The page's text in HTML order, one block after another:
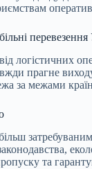
логістичних
прагне
за межами
та